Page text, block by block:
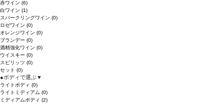
赤ワイン (6)
白ワイン (1)
スパークリングワイン (0)
ロゼワイン (0)
オレンジワイン (0)
ブランデー (0)
酒精強化ワイン (0)
ウイスキー (0)
スピリッツ (0)
セット (0)
●ボディで選ぶ▼
ライトボディ (0)
ライトミディアム (0)
ミディアムボディ (2)